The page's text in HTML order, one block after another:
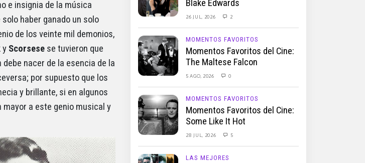
e insignia de la música
haber ganado un solo
de los veinte mil demonios,
y Scorsese se tuvieron que
nacer de la esencia de la
por supuesto que los
y brillante, si en algunos
a este genio musical y
Blake Edwards
26 JUL, 2026 2
MOMENTOS FAVORITOS
Momentos Favoritos del Cine:
The Maltese Falcon
5 AGO, 2026 0
MOMENTOS FAVORITOS
Momentos Favoritos del Cine:
Some Like It Hot
28 JUL, 2026 5
LAS MEJORES